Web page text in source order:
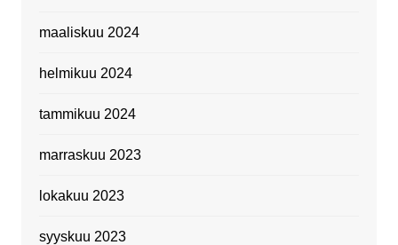
maaliskuu 2024
helmikuu 2024
tammikuu 2024
marraskuu 2023
lokakuu 2023
syyskuu 2023